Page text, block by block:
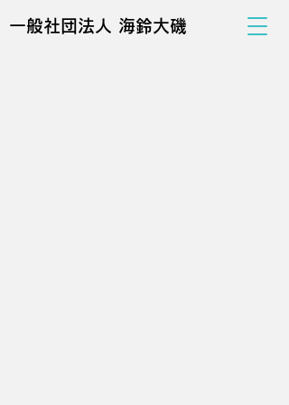
一般社団法人 海鈴大磯